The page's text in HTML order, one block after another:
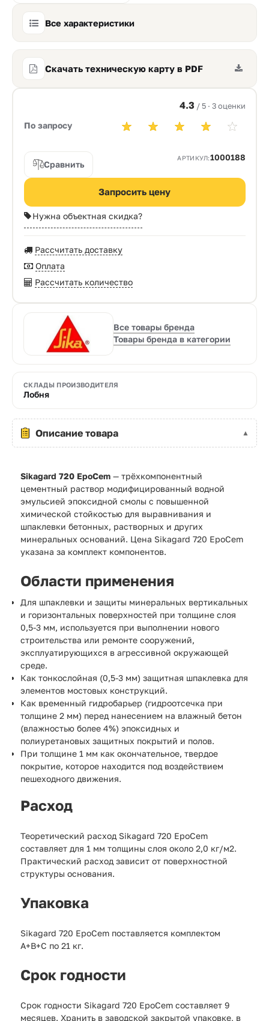
Все характеристики
Скачать техническую карту в PDF
По запросу
4.3 / 5 · 3 оценки
Сравнить
АРТИКУЛ:1000188
Запросить цену
Нужна объектная скидка?
Рассчитать доставку
Оплата
Рассчитать количество
Все товары бренда
Товары бренда в категории
СКЛАДЫ ПРОИЗВОДИТЕЛЯ
Лобня
Описание товара
Sikagard 720 EpoCem — трёхкомпонентный
цементный раствор модифицированный водной
эмульсией эпоксидной смолы с повышенной
химической стойкостью для выравнивания и
шпаклевки бетонных, растворных и других
минеральных оснований. Цена Sikagard 720 EpoCem
указана за комплект компонентов.
Области применения
Для шпаклевки и защиты минеральных вертикальных
и горизонтальных поверхностей при толщине слоя
0,5-3 мм, используется при выполнении нового
строительства или ремонте сооружений,
эксплуатирующихся в агрессивной окружающей
среде.
Как тонкослойная (0,5-3 мм) защитная шпаклевка для
элементов мостовых конструкций.
Как временный гидробарьер (гидроотсечка при
толщине 2 мм) перед нанесением на влажный бетон
(влажностью более 4%) эпоксидных и
полиуретановых защитных покрытий и полов.
При толщине 1 мм как окончательное, твердое
покрытие, которое находится под воздействием
пешеходного движения.
Расход
Теоретический расход Sikagard 720 EpoCem
составляет для 1 мм толщины слоя около 2,0 кг/м2.
Практический расход зависит от поверхностной
структуры основания.
Упаковка
Sikagard 720 EpoCem поставляется комплектом
А+В+С по 21 кг.
Срок годности
Срок годности Sikagard 720 EpoCem составляет 9
месяцев. Хранить в заводской закрытой упаковке, в